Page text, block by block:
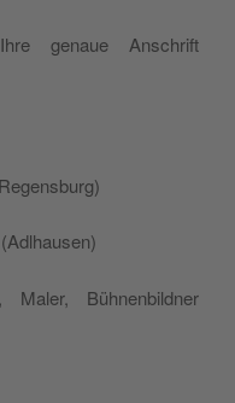
genaue Anschrift
Maler, Büh­nen­bild­ner